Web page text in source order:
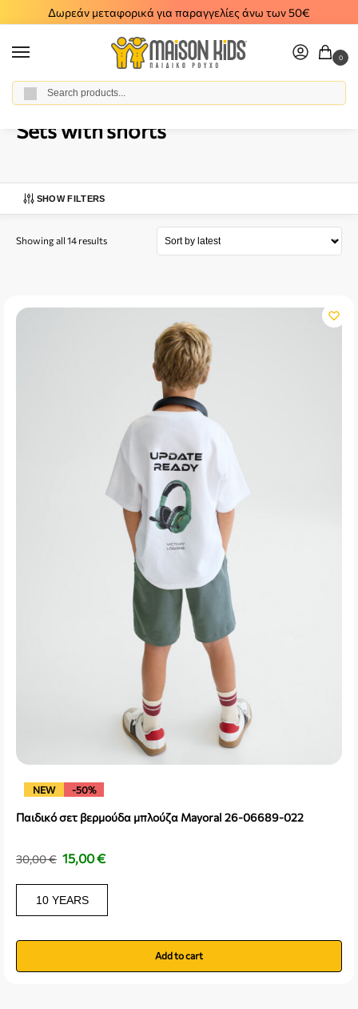
Δωρεάν μεταφορικά για παραγγελίες άνω των 50€
0
Home / Boy / Clothes
Sets with shorts
SHOW FILTERS
Showing all 14 results
NEW -50%
Παιδικό σετ βερμούδα μπλούζα Mayoral 26-06689-022
30,00€ 15,00€
10 YEARS
Add to cart